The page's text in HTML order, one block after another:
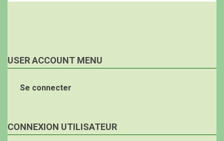
USER ACCOUNT MENU
Se connecter
CONNEXION UTILISATEUR